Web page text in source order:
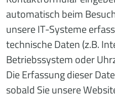
automatisch beim
unsere IT-Systeme
technische Daten (z.B.
Betriebssystem oder
Die Erfassung dieser
sobald Sie unsere